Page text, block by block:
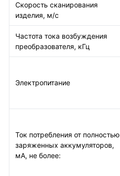
Скорость сканирования
изделия, м/с
Частота тока возбуждения
преобразователя, кГц
Электропитание
Ток потребления от полностью
заряженных аккумуляторов,
мА, не более: